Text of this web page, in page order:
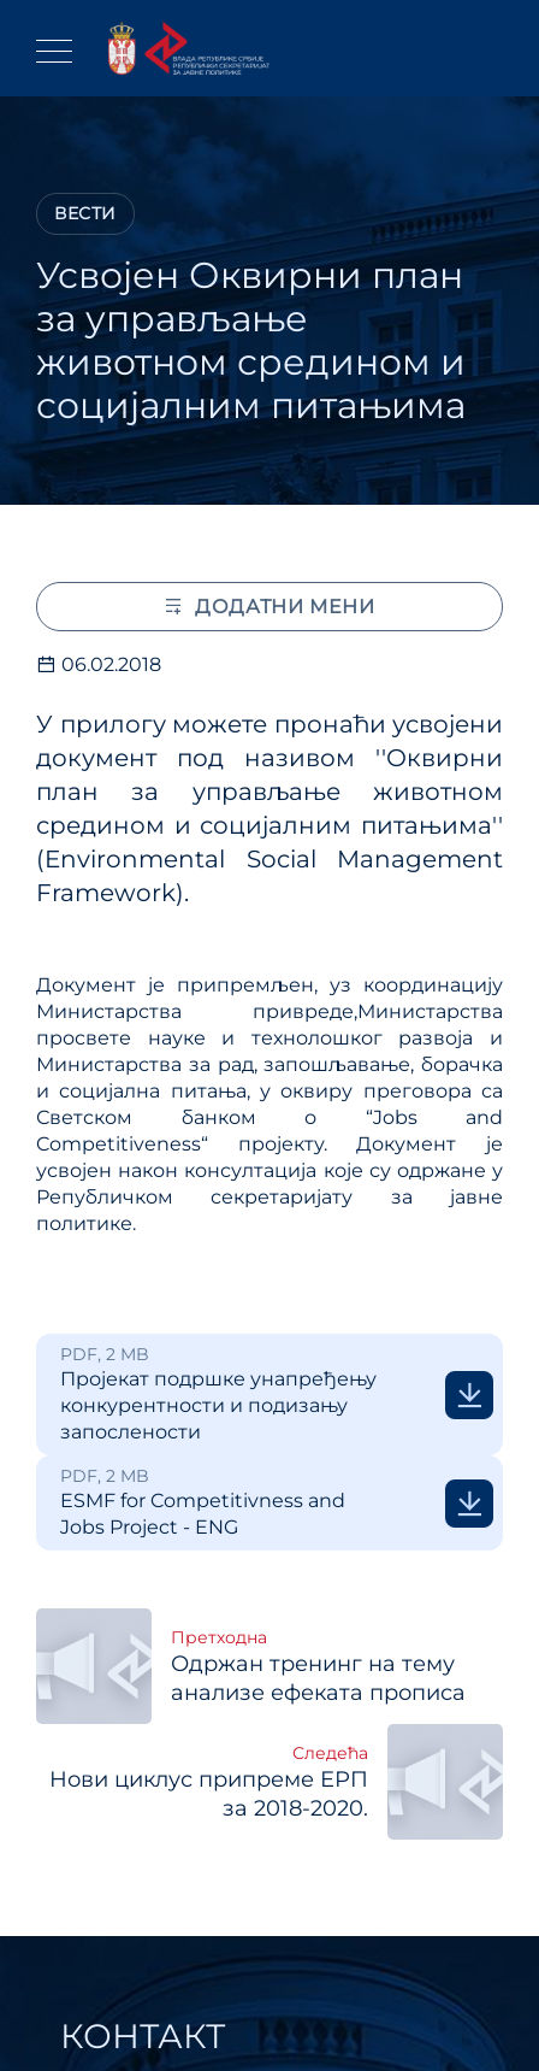
content
ВЕСТИ
Усвојен Оквирни план
за управљање
животном средином и
социјалним питањима
06.02.2018
У прилогу можете пронаћи усвојени
документ под називом ''Оквирни
план за управљање животном
средином и социјалним питањима''
(Environmental Social Management
Framework).
Документ је припремљен, уз координацију
Министарства привреде,Министарства
просвете науке и технолошког развоја и
Министарства за рад, запошљавање, борачка
и социјална питања, у оквиру преговора са
Светском банком о “Jobs and
Competitiveness“ пројекту. Документ је
усвојен након консултација које су одржане у
Републичком секретаријату за јавне
политике.
PDF, 2 MB
Пројекат подршке унапређењу
конкурентности и подизању
запослености
PDF, 2 MB
ESMF for Competitivness and
Jobs Project - ENG
Кретање
чланка
Претходна
Одржан тренинг на тему
анализе ефеката прописа
Следећа
Нови циклус припреме ЕРП
за 2018-2020.
ДОДАТНИ МЕНИ
КОНТАКТ